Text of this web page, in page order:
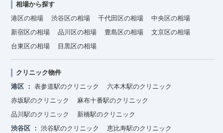
相場から探す
港区の相場
渋谷区の相場 千代田区の相場
中央区の相場
新宿区の相場
品川区の相場 豊島区の相場
文京区の相場
台東区の相場
目黒区の相場
クリニック物件
港区
表参道駅のクリニック
六本木駅のクリニック
赤坂駅のクリニック
麻布十番駅のクリニック
品川駅のクリニック
新橋駅のクリニック
渋谷区
渋谷駅のクリニック
恵比寿駅のクリニック